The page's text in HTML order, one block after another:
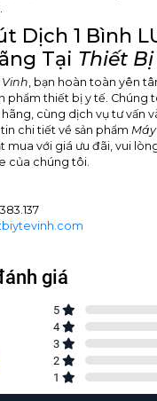
Dịch 1 Bình
Tại Thiết
Vinh, bạn hoàn toàn yên
phẩm thiết bị y tế. Chúng
cùng dịch vụ tư vấn
chi tiết về sản phẩm
mua với giá ưu đãi, vui
của chúng tôi.
giá
5
4
3
2
1